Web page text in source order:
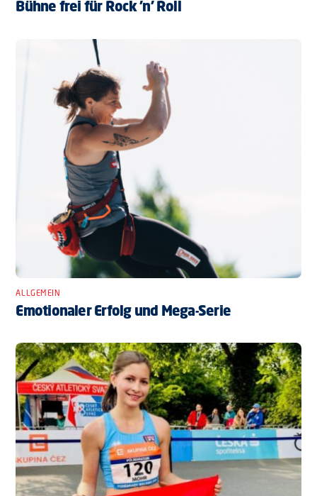
Bühne frei für Rock ’n’ Roll
ALLGEMEIN
Emotionaler Erfolg und Mega-Serie